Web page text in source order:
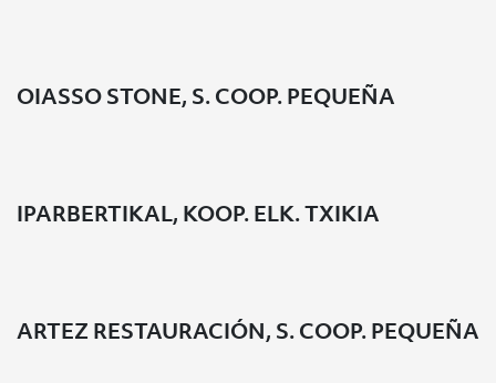
OIASSO STONE, S. COOP. PEQUEÑA
IPARBERTIKAL, KOOP. ELK. TXIKIA
ARTEZ RESTAURACIÓN, S. COOP. PEQUEÑA